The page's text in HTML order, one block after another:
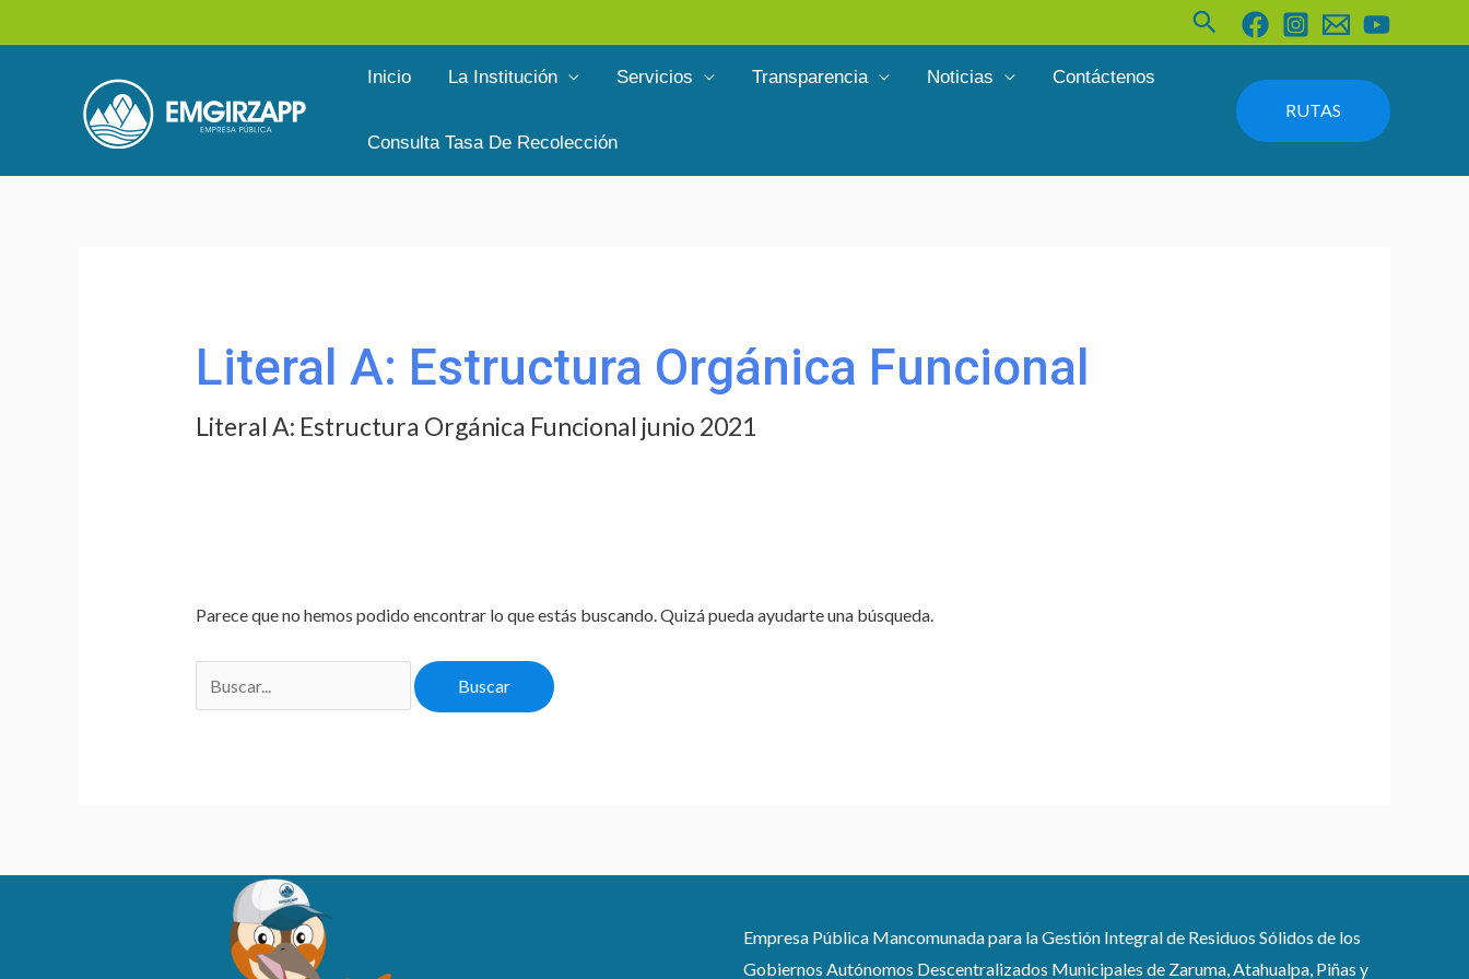
al
Buscar
Inicio La Institución Servicios Transparencia Noticias Contáctenos
Consulta Tasa De Recolección
RUTAS
Literal A: Estructura Orgánica Funcional
Literal A: Estructura Orgánica Funcional junio 2021
Parece que no hemos podido encontrar lo que estás buscando. Quizá pueda ayudarte una búsqueda.
Empresa Pública Mancomunada para la Gestión Integral de Residuos Sólidos de los
Gobiernos Autónomos Descentralizados Municipales de Zaruma, Atahualpa, Piñas y